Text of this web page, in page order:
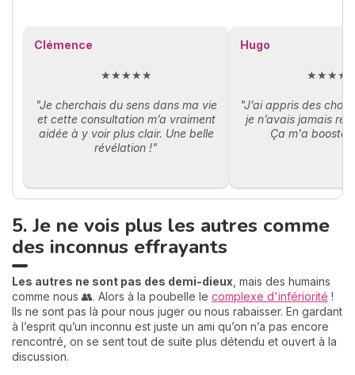
Clémence
★★★★★
"Je cherchais du sens dans ma vie
et cette consultation m’a vraiment
aidée à y voir plus clair. Une belle
révélation !"
Hugo
"J’ai appris des
je n’avais jamais
Ça m'a boosté,
5. Je ne vois plus les autres comme
des inconnus effrayants
Les autres ne sont pas des demi-dieux , mais des humains
comme nous 👥. Alors à la poubelle le complexe d'infériorité !
Ils ne sont pas là pour nous juger ou nous rabaisser. En gardant
à l’esprit qu’un inconnu est juste un ami qu’on n’a pas encore
rencontré, on se sent tout de suite plus détendu et ouvert à la
discussion.